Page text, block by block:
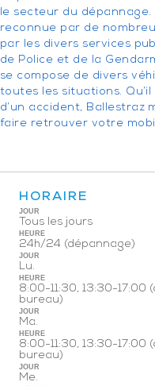
le secteur du
reconnue par de
par les divers services
de Police et de la
se compose de divers
toutes les situations. Qu’il
d’un accident, Ballestraz
faire retrouver votre
HORAIRE
JOUR
Tous les jours
HEURE
24h/24 (dépannage)
JOUR
Lu.
HEURE
8:00-11:30, 13:30-17:00
bureau)
JOUR
Ma.
HEURE
8:00-11:30, 13:30-17:00
bureau)
JOUR
Me.